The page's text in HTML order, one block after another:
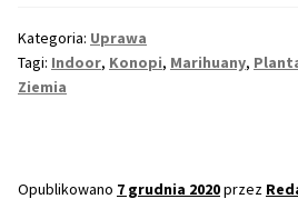
Marihuany
Kategoria: Uprawa
Tagi: Indoor, Konopi, Marihuany,
Ziemia
Opublikowano 7 grudnia 2020przez